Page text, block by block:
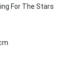
For The Stars